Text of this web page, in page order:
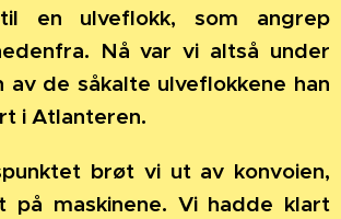
en ulveflokk, som angrep
Nå var vi altså under
av de såkalte ulveflokkene han
i Atlanteren.
brøt vi ut av konvoien,
maskinene. Vi hadde klart